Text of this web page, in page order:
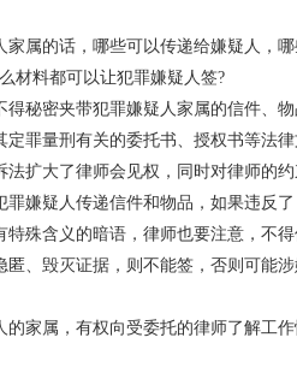
家属的话，哪些可以传递给嫌疑人，
材料都可以让犯罪嫌疑人签?
得秘密夹带犯罪嫌疑人家属的信件、
罪量刑有关的委托书、授权书等法律
法扩大了律师会见权，同时对律师的
嫌疑人传递信件和物品，如果违反
特殊含义的暗语，律师也要注意，不
匿、毁灭证据，则不能签，否则可能
的家属，有权向受委托的律师了解工